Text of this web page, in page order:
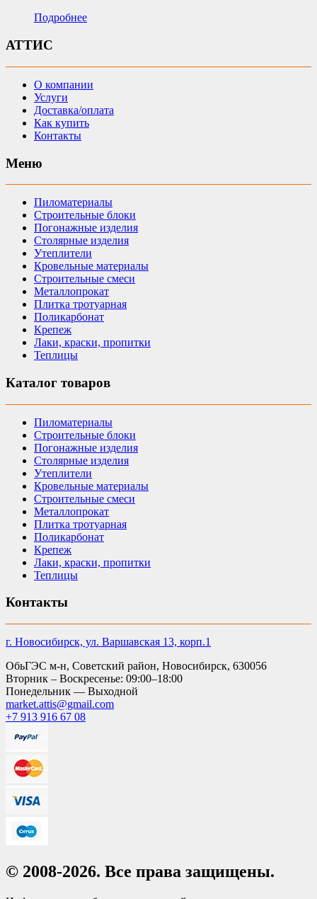
Подробнее
АТТИС
О компании
Услуги
Доставка/оплата
Как купить
Контакты
Меню
Пиломатериалы
Строительные блоки
Погонажные изделия
Столярные изделия
Утеплители
Кровельные материалы
Строительные смеси
Металлопрокат
Плитка тротуарная
Поликарбонат
Крепеж
Лаки, краски, пропитки
Теплицы
Каталог товаров
Пиломатериалы
Строительные блоки
Погонажные изделия
Столярные изделия
Утеплители
Кровельные материалы
Строительные смеси
Металлопрокат
Плитка тротуарная
Поликарбонат
Крепеж
Лаки, краски, пропитки
Теплицы
Контакты
г. Новосибирск, ул. Варшавская 13, корп.1
ОбьГЭС м-н, Советский район, Новосибирск, 630056
Вторник – Воскресенье: 09:00–18:00
Понедельник — Выходной
market.attis@gmail.com
+7 913 916 67 08
© 2008-2026. Все права защищены.